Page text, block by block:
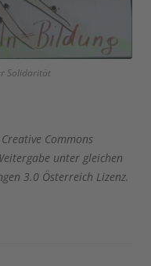
Solidarität
Commons
unter gleichen
3.0 Österreich Lizenz.